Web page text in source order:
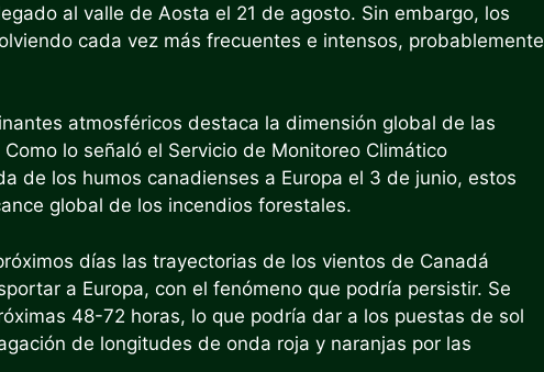
al valle de Aosta el 21 de agosto. Sin embargo, los
cada vez más frecuentes e intensos, probablemente
atmosféricos destaca la dimensión global de las
lo señaló el Servicio de Monitoreo Climático
de los humos canadienses a Europa el 3 de junio, estos
global de los incendios forestales.
días las trayectorias de los vientos de Canadá
a Europa, con el fenómeno que podría persistir. Se
48-72 horas, lo que podría dar a los puestas de sol
de longitudes de onda roja y naranjas por las